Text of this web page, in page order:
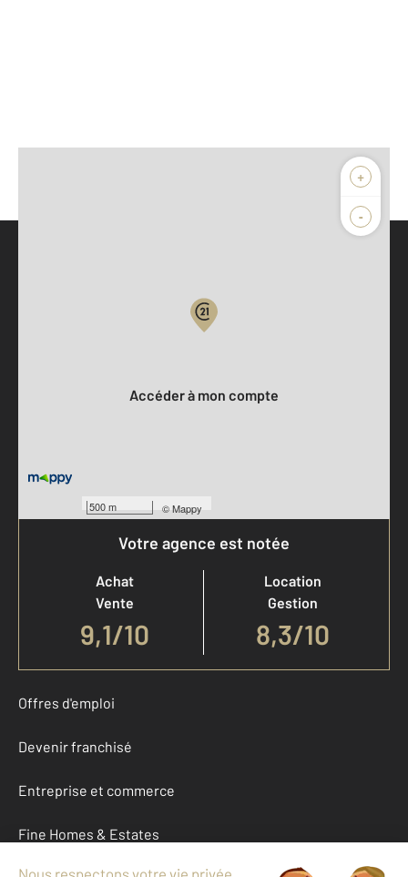
+
-
500 m ©Mappy
Accéder à mon compte
Votre agence est notée
Achat
Vente
9,1/10
Location
Gestion
8,3/10
Offres d'emploi
Devenir franchisé
Entreprise et commerce
Fine Homes & Estates